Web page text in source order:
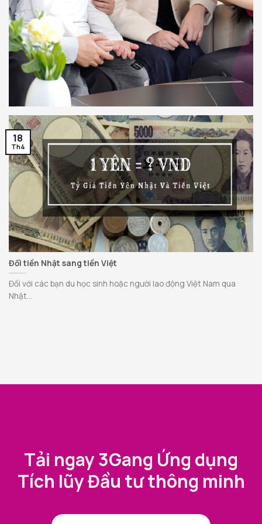
Đổi tiền Nhật sang tiền Việt
Đối với các bạn du học sinh hoặc người lao động Việt Nam qua
Nhật...
18
Th4
Tải ngay 3Gang Ứng dụng
Tích lũy Đầu tư thông minh